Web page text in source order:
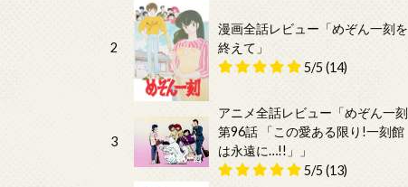
2
漫画全話レビュー「めぞん一刻を
終えて」
5/5 (14)
3
アニメ全話レビュー「めぞん一刻
第96話 「この愛ある限り!一刻館
は永遠に…!!」」
5/5 (13)